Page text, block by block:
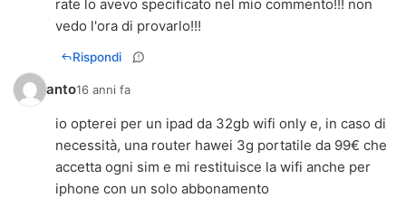
rate lo avevo specificato nel mio commento!!! non
vedo l'ora di provarlo!!!
Rispondi
anto16 anni fa
io opterei per un ipad da 32gb wifi only e, in caso di
necessità, una router hawei 3g portatile da 99€ che
accetta ogni sim e mi restituisce la wifi anche per
iphone con un solo abbonamento